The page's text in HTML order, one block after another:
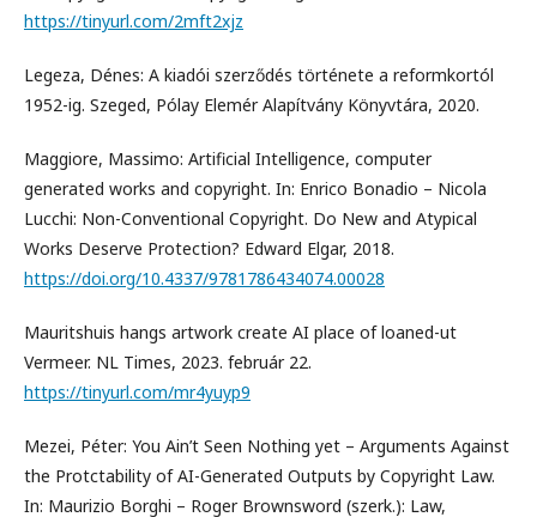
https://tinyurl.com/2mft2xjz
Legeza, Dénes: A kiadói szerződés története a reformkortól
1952-ig. Szeged, Pólay Elemér Alapítvány Könyvtára, 2020.
Maggiore, Massimo: Artificial Intelligence, computer
generated works and copyright. In: Enrico Bonadio – Nicola
Lucchi: Non-Conventional Copyright. Do New and Atypical
Works Deserve Protection? Edward Elgar, 2018.
https://doi.org/10.4337/9781786434074.00028
Mauritshuis hangs artwork create AI place of loaned-ut
Vermeer. NL Times, 2023. február 22.
https://tinyurl.com/mr4yuyp9
Mezei, Péter: You Ain’t Seen Nothing yet – Arguments Against
the Protctability of AI-Generated Outputs by Copyright Law.
In: Maurizio Borghi – Roger Brownsword (szerk.): Law,